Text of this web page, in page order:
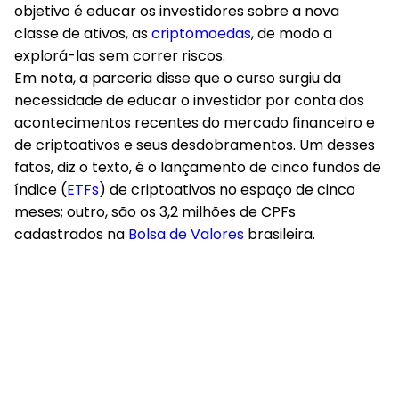
objetivo é educar os investidores sobre a nova
classe de ativos, ascriptomoedas, de modo a
explorá-las sem correr riscos.
Em nota, a parceria disse que o curso surgiu da
necessidade de educar o investidor por conta dos
acontecimentos recentes do mercado financeiro e
de criptoativos e seus desdobramentos. Um desses
fatos, diz o texto, é o lançamento de cinco fundos de
índice (ETFs) de criptoativos no espaço de cinco
meses; outro, são os 3,2 milhões de CPFs
cadastrados na Bolsa de Valores brasileira.